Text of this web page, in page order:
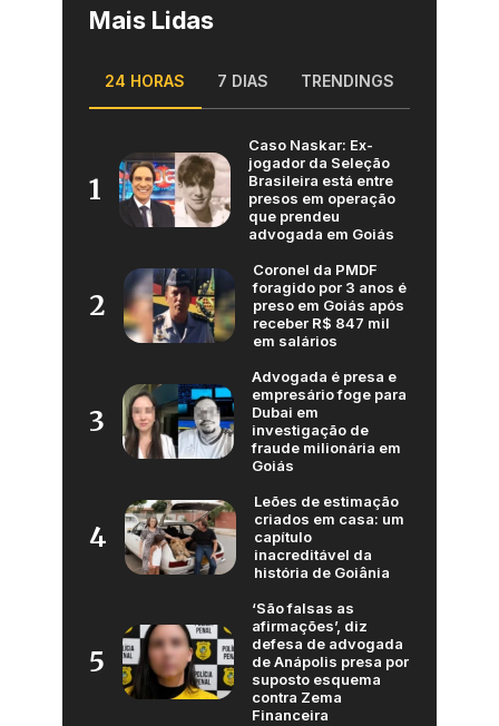
Mais Lidas
24 HORAS 7 DIAS TRENDINGS
1
Caso Naskar: Ex-
jogador da Seleção
Brasileira está entre
presos em operação
que prendeu
advogada em Goiás
2
Coronel da PMDF
foragido por 3 anos é
preso em Goiás após
receber R$ 847 mil
em salários
3
Advogada é presa e
empresário foge para
Dubai em
investigação de
fraude milionária em
Goiás
4
Leões de estimação
criados em casa: um
capítulo
inacreditável da
história de Goiânia
5
‘São falsas as
afirmações’, diz
defesa de advogada
de Anápolis presa por
suposto esquema
contra Zema
Financeira